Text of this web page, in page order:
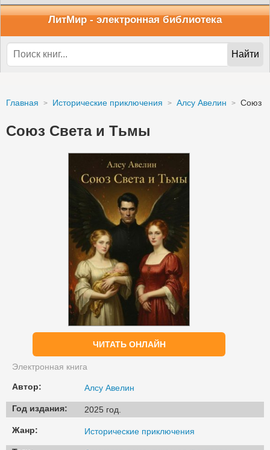
ЛитМир - электронная библиотека
Найти
Главная Исторические приключения Алсу Авелин Союз
Союз Света и Тьмы
ЧИТАТЬ ОНЛАЙН
Электронная книга
Автор: Алсу Авелин
Год издания: 2025 год.
Жанр: Исторические приключения